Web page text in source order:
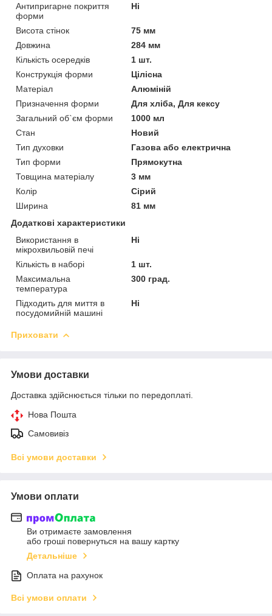
Антипригарне покриття
форми
Ні
Висота стінок
75 мм
Довжина
284 мм
Кількість осередків
1 шт.
Конструкція форми
Цілісна
Матеріал
Алюміній
Призначення форми
Для хліба, Для кексу
Загальний об`єм форми
1000 мл
Стан
Новий
Тип духовки
Газова або електрична
Тип форми
Прямокутна
Товщина матеріалу
3 мм
Колір
Сірий
Ширина
81 мм
Додаткові характеристики
Використання в
мікрохвильовій печі
Ні
Кількість в наборі
1 шт.
Максимальна
температура
300 град.
Підходить для миття в
посудомийній машині
Ні
Приховати
Умови доставки
Доставка здійснюється тільки по передоплаті.
Нова Пошта
Самовивіз
Всі умови доставки
Умови оплати
Ви отримаєте замовлення
або гроші повернуться на вашу картку
Детальніше
Оплата на рахунок
Всі умови оплати